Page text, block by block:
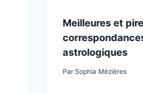
Meilleures et
astrologiques
Par Sophia Mézières